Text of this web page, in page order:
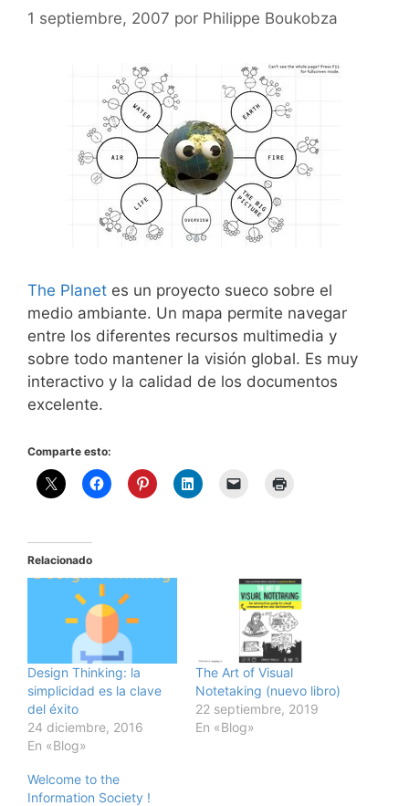
1 septiembre, 2007 por Philippe Boukobza
The Planet es un proyecto sueco sobre el
medio ambiante. Un mapa permite navegar
entre los diferentes recursos multimedia y
sobre todo mantener la visión global. Es muy
interactivo y la calidad de los documentos
excelente.
Comparte esto:
Relacionado
Design Thinking: la
simplicidad es la clave
del éxito
24 diciembre, 2016
En «Blog»
The Art of Visual
Notetaking (nuevo libro)
22 septiembre, 2019
En «Blog»
Welcome to the
Information Society !